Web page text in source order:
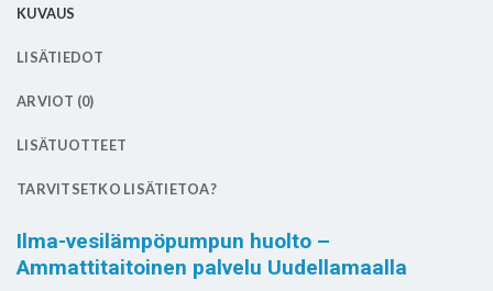
KUVAUS
LISÄTIEDOT
ARVIOT (0)
LISÄTUOTTEET
TARVITSETKO LISÄTIETOA?
Ilma-vesilämpöpumpun huolto –
Ammattitaitoinen palvelu Uudellamaalla